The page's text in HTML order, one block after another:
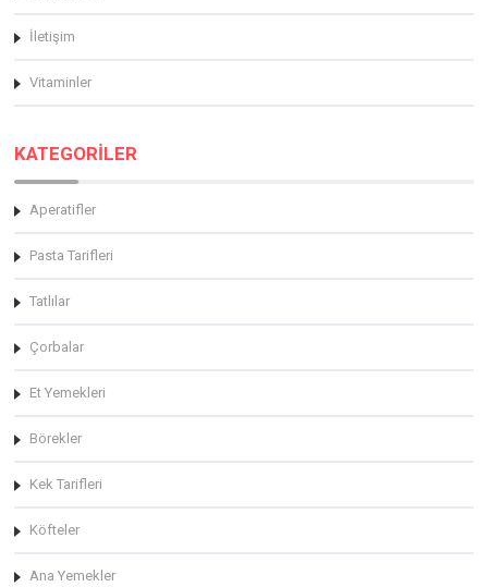
İletişim
Vitaminler
KATEGORİLER
Aperatifler
Pasta Tarifleri
Tatlılar
Çorbalar
Et Yemekleri
Börekler
Kek Tarifleri
Köfteler
Ana Yemekler